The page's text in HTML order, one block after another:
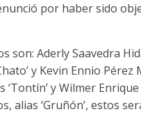
por haber sido
son: Aderly Saavedra
y Kevin Ennio Pérez
‘Tontín’ y Wilmer
alias ‘Gruñón’, estos